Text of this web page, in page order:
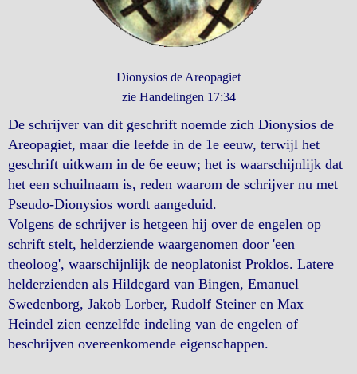
Dionysios de Areopagiet
zie Handelingen 17:34
De schrijver van dit geschrift noemde zich Dionysios de
Areopagiet, maar die leefde in de 1e eeuw, terwijl het
geschrift uitkwam in de 6e eeuw; het is waarschijnlijk dat
het een schuilnaam is, reden waarom de schrijver nu met
Pseudo-Dionysios wordt aangeduid.
Volgens de schrijver is hetgeen hij over de engelen op
schrift stelt, helderziende waargenomen door 'een
theoloog', waarschijnlijk de neoplatonist Proklos. Latere
helderzienden als Hildegard van Bingen, Emanuel
Swedenborg, Jakob Lorber, Rudolf Steiner en Max
Heindel zien eenzelfde indeling van de engelen of
beschrijven overeenkomende eigenschappen.